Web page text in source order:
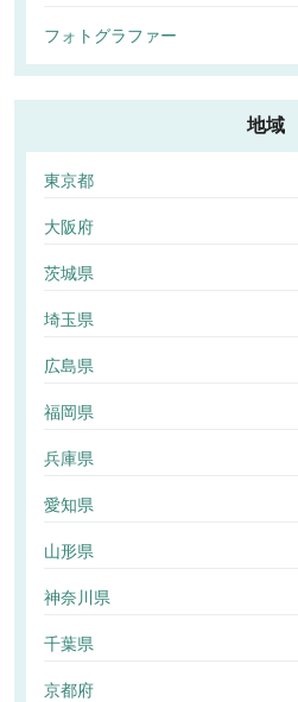
フォトグラファー
地域
東京都
大阪府
茨城県
埼玉県
広島県
福岡県
兵庫県
愛知県
山形県
神奈川県
千葉県
京都府